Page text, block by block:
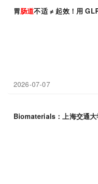
胃肠道不适 ≠ 起效！用
2026-07-07
Biomaterials：上海交通